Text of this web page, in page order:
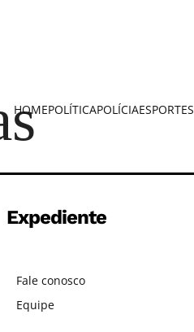
HOMEPOLÍTICAPOLÍCIAESPORTES
Expediente
Fale conosco
Equipe